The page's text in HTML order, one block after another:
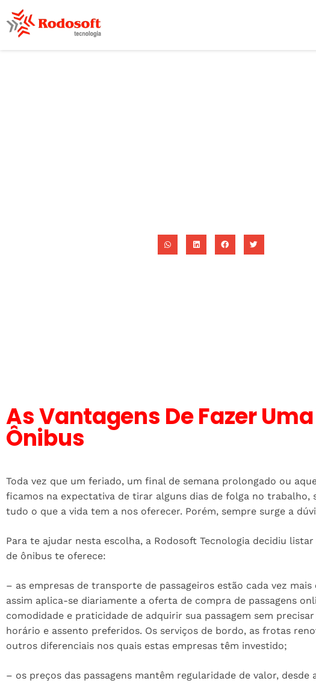
As Vantagens De Fazer
Ônibus
Toda vez que um feriado, um final de semana prolongado ou
ficamos na expectativa de tirar alguns dias de folga no trabalho,
tudo o que a vida tem a nos oferecer. Porém, sempre surge a
Para te ajudar nesta escolha, a Rodosoft Tecnologia decidiu
de ônibus te oferece:
– as empresas de transporte de passageiros estão cada vez
assim aplica-se diariamente a oferta de compra de passagens
comodidade e praticidade de adquirir sua passagem sem
horário e assento preferidos. Os serviços de bordo, as frotas
outros diferenciais nos quais estas empresas têm investido;
– os preços das passagens mantêm regularidade de valor,